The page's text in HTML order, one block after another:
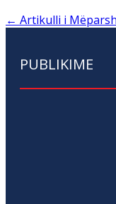
← Artikulli i
PUBLIKIME